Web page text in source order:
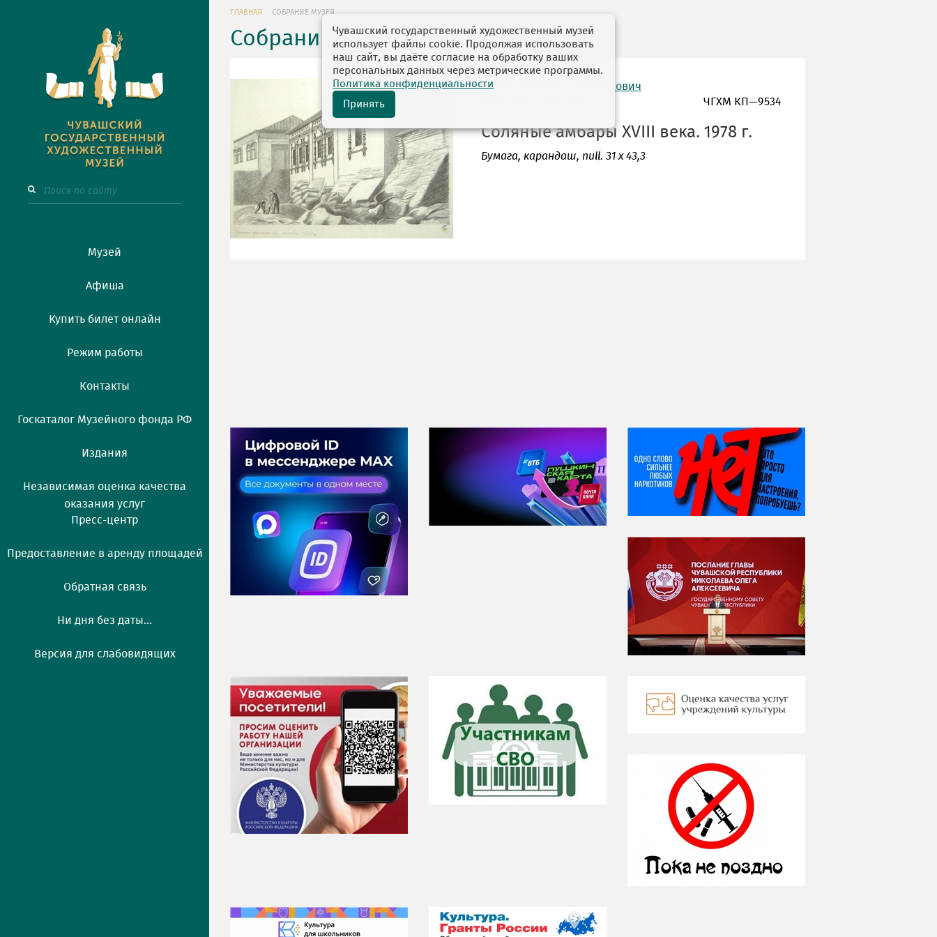
Музей
Афиша
Купить билет онлайн
Режим работы
Контакты
Госкаталог Музейного фонда РФ
Издания
Независимая оценка качества
оказания услуг
Пресс-центр
Предоставление в аренду площадей
Обратная связь
Ни дня без даты...
Версия для слабовидящих
ГЛАВНАЯ СОБРАНИЕ МУЗЕЯ
Собрание музея
автор: Иванов Егор Иванович
ЧГХМ КП—9534
Соляные амбары XVIII века. 1978 г.
Бумага, карандаш, null. 31 х 43,3
НИ ДНЯ БЕЗ ДАТЫ...
08 августа
ВСЕМИРНЫЙ ДЕНЬ
КОШЕК
Чувашский государственный художественный музей
использует файлы cookie. Продолжая использовать
наш сайт, вы даёте согласие на обработку ваших
персональных данных через метрические программы.
Политика конфиденциальности
Принять